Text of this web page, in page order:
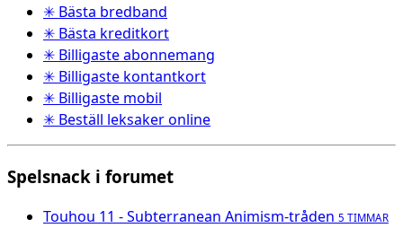
✳ Bästa bredband
✳ Bästa kreditkort
✳ Billigaste abonnemang
✳ Billigaste kontantkort
✳ Billigaste mobil
✳ Beställ leksaker online
Spelsnack i forumet
Touhou 11 - Subterranean Animism-tråden 5 TIMMAR